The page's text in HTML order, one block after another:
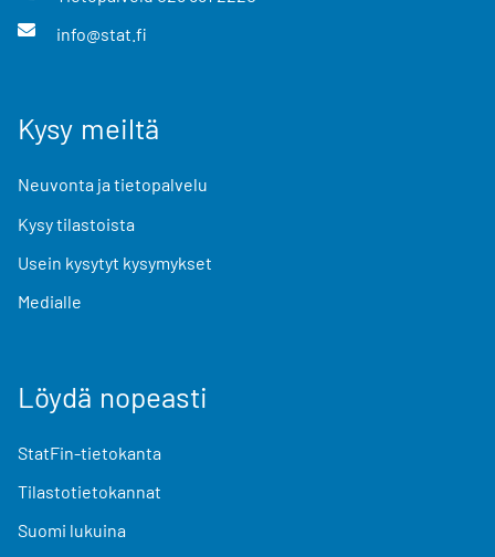
info@stat.fi
Kysy meiltä
Neuvonta ja tietopalvelu
Kysy tilastoista
Usein kysytyt kysymykset
Medialle
Löydä nopeasti
StatFin-tietokanta
Tilastotietokannat
Suomi lukuina